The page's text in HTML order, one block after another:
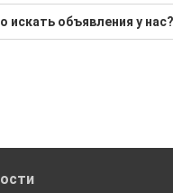
двухкомнатную квартиру
объявления
искать объявления у нас?